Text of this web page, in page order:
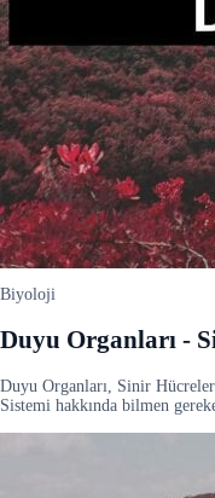
Biyoloji
Duyu Organları -
Duyu Organları, Sinir
Sistemi hakkında bilmen